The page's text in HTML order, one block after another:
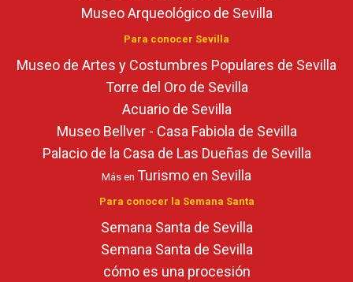
Museo Arqueológico de Sevilla
Para conocer Sevilla
Museo de Artes y Costumbres Populares de Sevilla
Torre del Oro de Sevilla
Acuario de Sevilla
Museo Bellver - Casa Fabiola de Sevilla
Palacio de la Casa de Las Dueñas de Sevilla
Más en Turismo en Sevilla
Para conocer la Semana Santa
Semana Santa de Sevilla
Semana Santa de Sevilla
cómo es una procesión